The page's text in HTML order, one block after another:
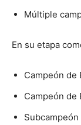
Múltiple
En su etapa
Campeón de
Campeón de